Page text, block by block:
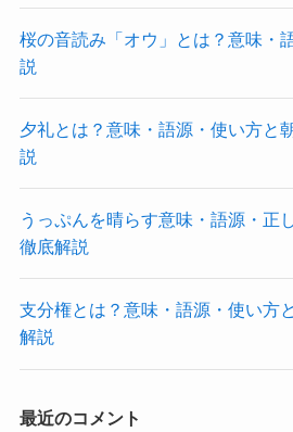
桜の音読み「オウ」とは？意味・
説
夕礼とは？意味・語源・使い方と
説
うっぷんを晴らす意味・語源・正
徹底解説
支分権とは？意味・語源・使い方
解説
最近のコメント